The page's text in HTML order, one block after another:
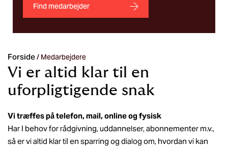
Find medarbejder
Forside/ Medarbejdere
Vi er altid klar til en
uforpligtigende snak
Vi træffes på telefon, mail, online og fysisk
Har I behov for rådgivning, uddannelser, abonnementer m.v.,
så er vi altid klar til en sparring og dialog om, hvordan vi kan